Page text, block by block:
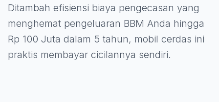
Ditambah efisiensi biaya pengecasan yang
menghemat pengeluaran BBM Anda hingga
Rp 100 Juta dalam 5 tahun, mobil cerdas ini
praktis membayar cicilannya sendiri.